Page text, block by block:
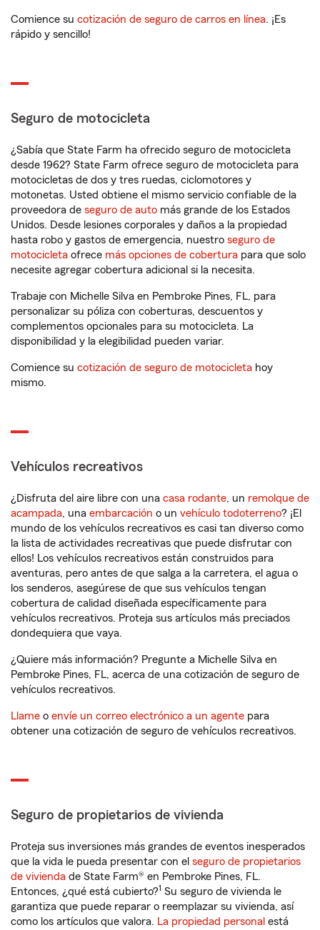
Comience su cotización de seguro de carros en línea. ¡Es
rápido y sencillo!
Seguro de motocicleta
¿Sabía que State Farm ha ofrecido seguro de motocicleta
desde 1962? State Farm ofrece seguro de motocicleta para
motocicletas de dos y tres ruedas, ciclomotores y
motonetas. Usted obtiene el mismo servicio confiable de la
proveedora de seguro de auto más grande de los Estados
Unidos. Desde lesiones corporales y daños a la propiedad
hasta robo y gastos de emergencia, nuestro seguro de
motocicleta ofrece más opciones de cobertura para que solo
necesite agregar cobertura adicional si la necesita.
Trabaje con Michelle Silva en Pembroke Pines, FL, para
personalizar su póliza con coberturas, descuentos y
complementos opcionales para su motocicleta. La
disponibilidad y la elegibilidad pueden variar.
Comience su cotización de seguro de motocicleta hoy
mismo.
Vehículos recreativos
¿Disfruta del aire libre con una casa rodante, un remolque de
acampada, una embarcación o un vehículo todoterreno? ¡El
mundo de los vehículos recreativos es casi tan diverso como
la lista de actividades recreativas que puede disfrutar con
ellos! Los vehículos recreativos están construidos para
aventuras, pero antes de que salga a la carretera, el agua o
los senderos, asegúrese de que sus vehículos tengan
cobertura de calidad diseñada específicamente para
vehículos recreativos. Proteja sus artículos más preciados
dondequiera que vaya.
¿Quiere más información? Pregunte a Michelle Silva en
Pembroke Pines, FL, acerca de una cotización de seguro de
vehículos recreativos.
Llame o envíe un correo electrónico a un agente para
obtener una cotización de seguro de vehículos recreativos.
Seguro de propietarios de vivienda
Proteja sus inversiones más grandes de eventos inesperados
que la vida le pueda presentar con el seguro de propietarios
de vivienda de State Farm® en Pembroke Pines, FL.
Entonces, ¿qué está cubierto?1 Su seguro de vivienda le
garantiza que puede reparar o reemplazar su vivienda, así
como los artículos que valora. La propiedad personal está